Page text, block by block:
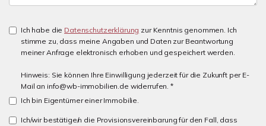
Ich habe die Datenschutzerklärung zur Kenntnis genommen. Ich
stimme zu, dass meine Angaben und Daten zur Beantwortung
meiner Anfrage elektronisch erhoben und gespeichert werden.
Hinweis: Sie können Ihre Einwilligung jederzeit für die Zukunft per E-
Mail an info@wb-immobilien.de widerrufen. *
Ich bin Eigentümer einer Immobilie.
Ich/wir bestätige/n die Provisionsvereinbarung für den Fall, dass